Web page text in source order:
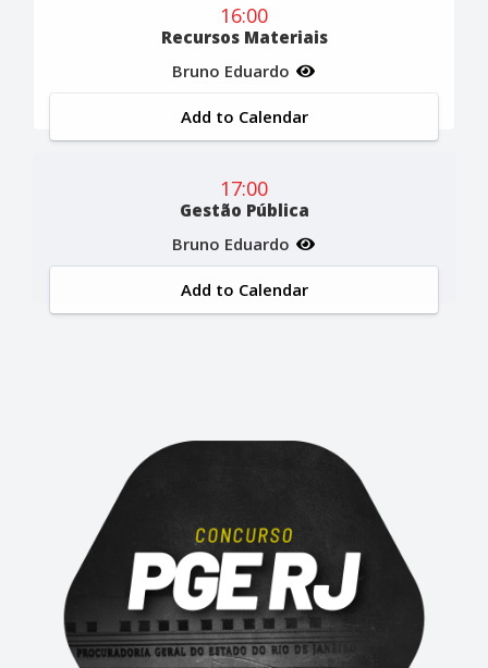
16:00
Recursos Materiais
Bruno Eduardo
Add to Calendar
17:00
Gestão Pública
Bruno Eduardo
Add to Calendar